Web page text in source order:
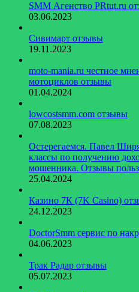
SMM Агенство PRtut.ru
03.06.2023
Сивимарт отзывы
19.11.2023
moto-mania.ru честное
мотоциклов отзывы
01.04.2024
lowcostsmm.com отзывы
07.08.2023
Остерегаемся. Павел
классы по получению
мошенника. Отзывы
25.04.2024
Казино 7К (7K Casino)
24.12.2023
DoctorSmm сервис по
04.06.2023
Трак Радар отзывы
05.07.2023